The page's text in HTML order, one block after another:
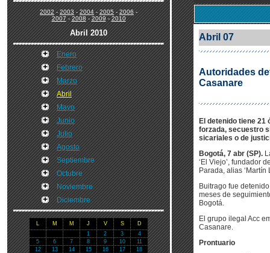
2002-2003-2004-2005-2006-
2007-2008-2009-2010
Abril 2010
Enero
Febrero
Marzo
Abril
Mayo
Junio
Julio
Agosto
Septiembre
Octubre
Noviembre
Diciembre
L M M J V S
D
1
2 3
4
5
6 7 8 9 10
11
12
13 14 15 16 17
18
Abril 07
Autoridades
Casanare
El detenido tiene
forzada, secuestro
sicariales o de
Bogotá, 7 abr (SP).
‘El Viejo’, fundador
Parada, alias
Buitrago fue
meses de
Bogotá.
El grupo ilegal Acc
Casanare.
Prontuario